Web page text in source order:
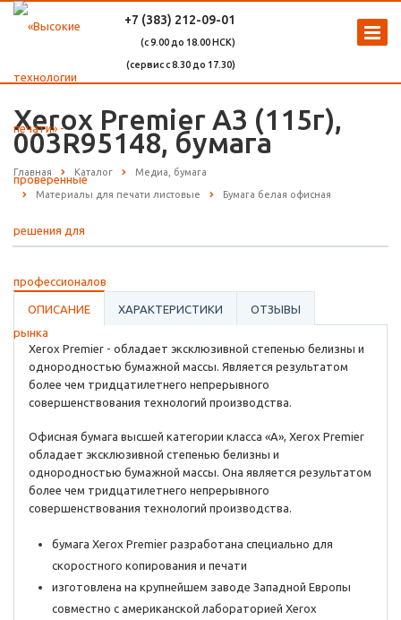
+7 (383) 212-09-01
(с 9.00 до 18.00 НСК)
(сервис с 8.30 до 17.30)
Xerox Premier A3 (115г),
003R95148, бумага
Главная Каталог Медиа, бумага
Материалы для печати листовые Бумага белая офисная
ОПИСАНИЕ ХАРАКТЕРИСТИКИ ОТЗЫВЫ
Xerox Premier - обладает эксклюзивной степенью белизны и
однородностью бумажной массы. Является результатом
более чем тридцатилетнего непрерывного
совершенствования технологий производства.
Офисная бумага высшей категории класса «А», Xerox Premier
обладает эксклюзивной степенью белизны и
однородностью бумажной массы. Она является результатом
более чем тридцатилетнего непрерывного
совершенствования технологий производства.
бумага Xerox Premier разработана специально для
скоростного копирования и печати
изготовлена на крупнейшем заводе Западной Европы
совместно с американской лабораторией Xerox